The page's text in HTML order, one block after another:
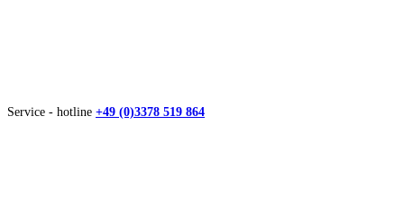
Service - hotline +49 (0)3378 519 864